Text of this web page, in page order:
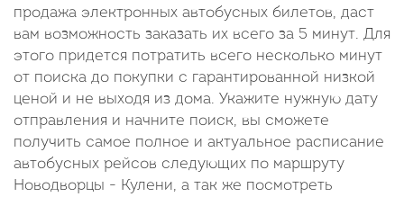
продажа электронных автобусных билетов, даст
вам возможность заказать их всего за 5 минут. Для
этого придется потратить всего несколько минут
от поиска до покупки с гарантированной низкой
ценой и не выходя из дома. Укажите нужную дату
отправления и начните поиск, вы сможете
получить самое полное и актуальное расписание
автобусных рейсов следующих по маршруту
Новодворцы - Кулени, а так же посмотреть